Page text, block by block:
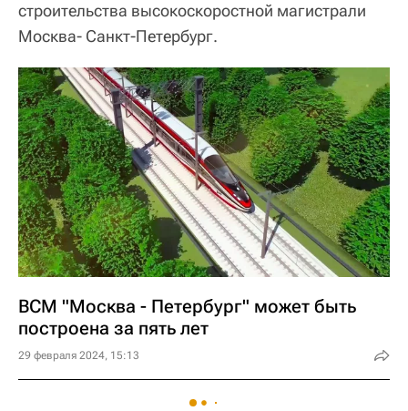
строительства высокоскоростной магистрали
Москва- Санкт-Петербург.
ВСМ "Москва - Петербург" может быть
построена за пять лет
29 февраля 2024, 15:13